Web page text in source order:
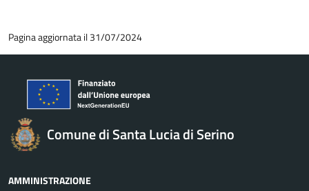
Pagina aggiornata il 31/07/2024
Comune di Santa Lucia di Serino
AMMINISTRAZIONE